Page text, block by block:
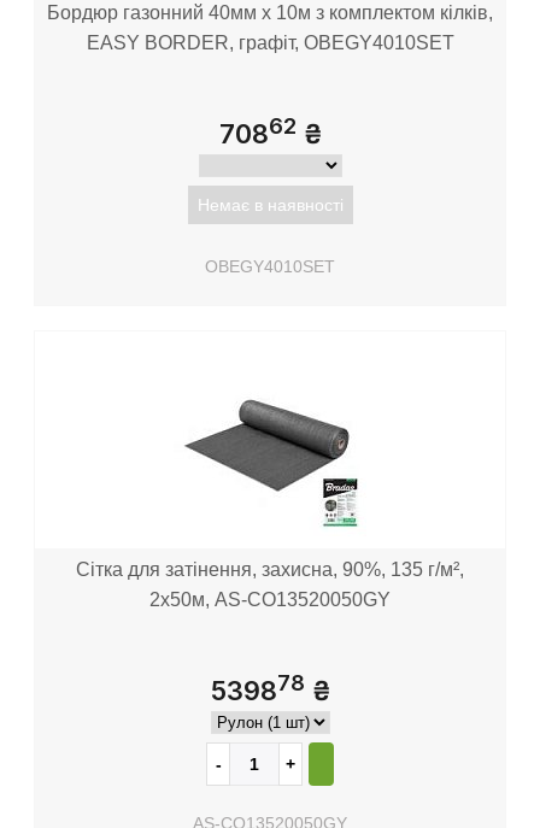
Бордюр газонний 40мм х 10м з комплектом кілків,
EASY BORDER, графіт, OBEGY4010SET
70862 ₴
Немає в наявності
OBEGY4010SET
Сітка для затінення, захисна, 90%, 135 г/м²,
2х50м, AS-CO13520050GY
539878 ₴
AS-CO13520050GY